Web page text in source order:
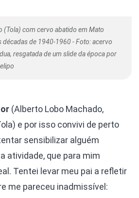
(Tola) com cervo abatido em Mato
décadas de 1940-1960 - Foto: acervo
resgatada de um slide da época por
(Alberto Lobo Machado,
e por isso convivi de perto
sensibilizar alguém
atividade, que para mim
Tentei levar meu pai a refletir
me pareceu inadmissível: